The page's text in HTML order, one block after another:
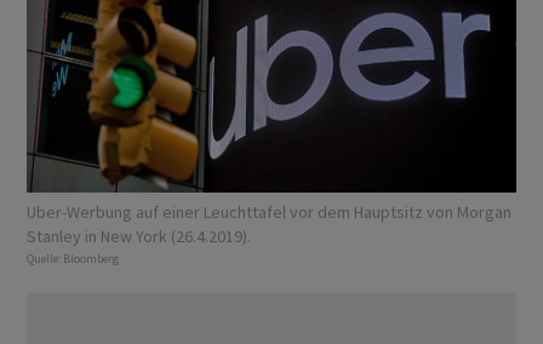
Uber-Werbung auf einer Leuchttafel vor dem Hauptsitz von Morgan
Stanley in New York (26.4.2019).
Quelle: Bloomberg